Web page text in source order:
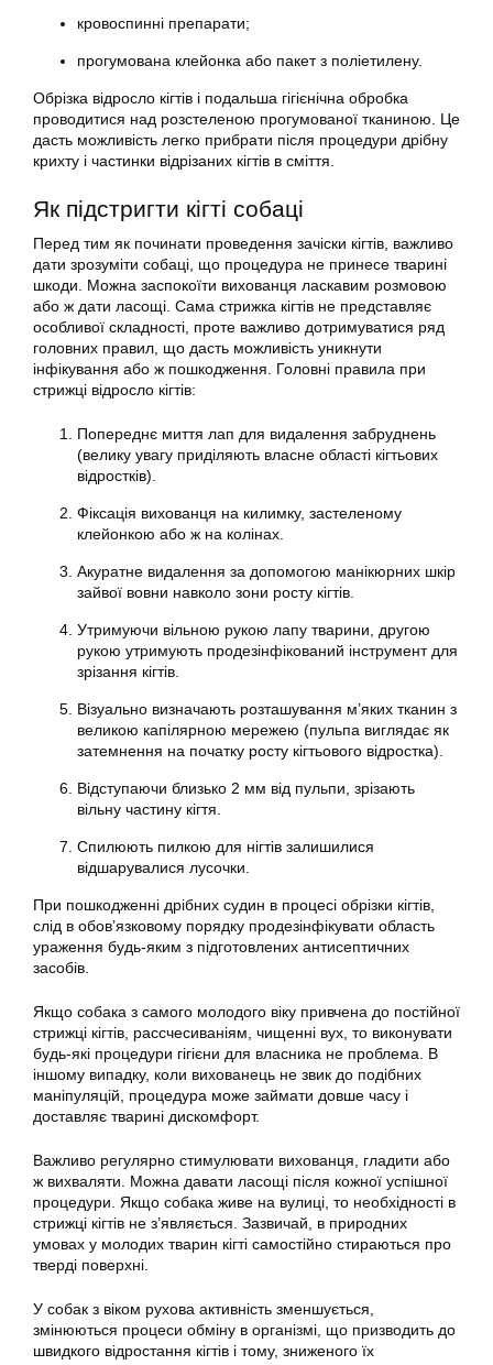
кровоспинні препарати;
прогумована клейонка або пакет з поліетилену.
Обрізка відросло кігтів і подальша гігієнічна обробка
проводитися над розстеленою прогумованої тканиною. Це
дасть можливість легко прибрати після процедури дрібну
крихту і частинки відрізаних кігтів в сміття.
Як підстригти кігті собаці
Перед тим як починати проведення зачіски кігтів, важливо
дати зрозуміти собаці, що процедура не принесе тварині
шкоди. Можна заспокоїти вихованця ласкавим розмовою
або ж дати ласощі. Сама стрижка кігтів не представляє
особливої складності, проте важливо дотримуватися ряд
головних правил, що дасть можливість уникнути
інфікування або ж пошкодження. Головні правила при
стрижці відросло кігтів:
Попереднє миття лап для видалення забруднень
(велику увагу приділяють власне області кігтьових
відростків).
Фіксація вихованця на килимку, застеленому
клейонкою або ж на колінах.
Акуратне видалення за допомогою манікюрних шкір
зайвої вовни навколо зони росту кігтів.
Утримуючи вільною рукою лапу тварини, другою
рукою утримують продезінфікований інструмент для
зрізання кігтів.
Візуально визначають розташування м’яких тканин з
великою капілярною мережею (пульпа виглядає як
затемнення на початку росту кігтьового відростка).
Відступаючи близько 2 мм від пульпи, зрізають
вільну частину кігтя.
Спилюють пилкою для нігтів залишилися
відшарувалися лусочки.
При пошкодженні дрібних судин в процесі обрізки кігтів,
слід в обов’язковому порядку продезінфікувати область
ураження будь-яким з підготовлених антисептичних
засобів.
Якщо собака з самого молодого віку привчена до постійної
стрижці кігтів, рассчесиваніям, чищенні вух, то виконувати
будь-які процедури гігієни для власника не проблема. В
іншому випадку, коли вихованець не звик до подібних
маніпуляцій, процедура може займати довше часу і
доставляє тварині дискомфорт.
Важливо регулярно стимулювати вихованця, гладити або
ж вихваляти. Можна давати ласощі після кожної успішної
процедури. Якщо собака живе на вулиці, то необхідності в
стрижці кігтів не з’являється. Зазвичай, в природних
умовах у молодих тварин кігті самостійно стираються про
тверді поверхні.
У собак з віком рухова активність зменшується,
змінюються процеси обміну в організмі, що призводить до
швидкого відростання кігтів і тому, зниженого їх